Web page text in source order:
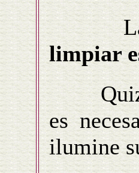
La
limpiar
Quizás
es
ilumine